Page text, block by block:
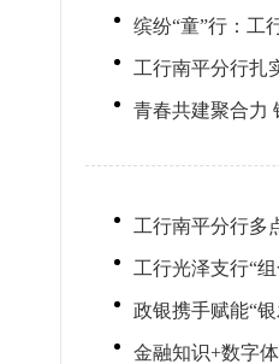
缤纷“童”行：工
工行南平分行扎
青春共建聚合力
工行南平分行多
工行光泽支行“
政银携手赋能“
金融知识+数字